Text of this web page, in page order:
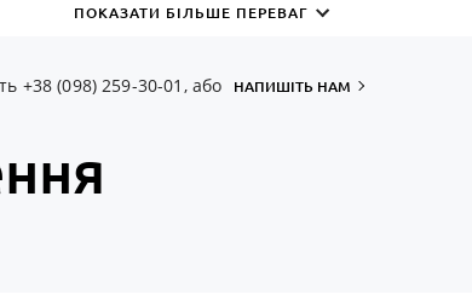
Зовнiшня
ПОКАЗАТИ БІЛЬШЕ ПЕРЕВАГ
+38 (098) 259-30-01, або НАПИШІТЬ НАМ